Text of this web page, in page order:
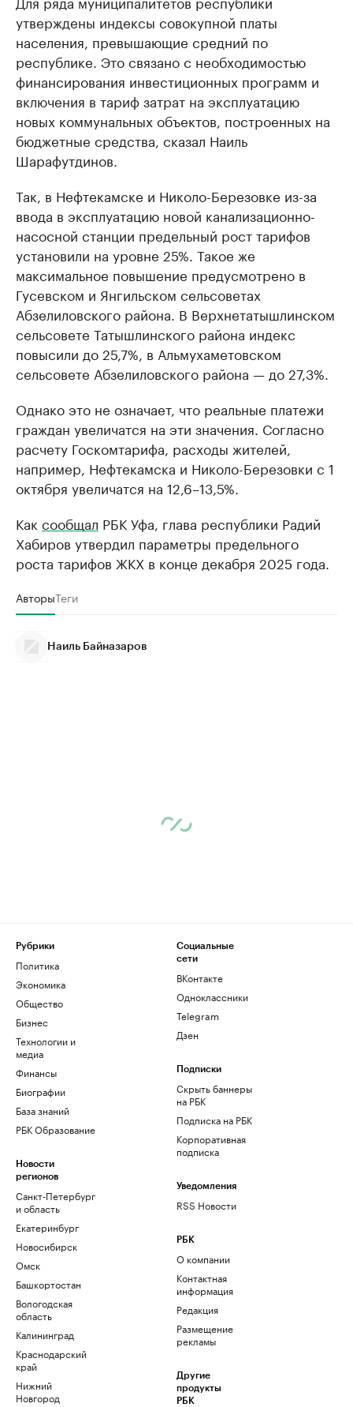
утверждены индексы совокупной платы
населения, превышающие средний по
республике. Это связано с необходимостью
финансирования инвестиционных программ и
включения в тариф затрат на эксплуатацию
новых коммунальных объектов, построенных на
бюджетные средства, сказал Наиль
Шарафутдинов.
Так, в Нефтекамске и Николо-Березовке из-за
ввода в эксплуатацию новой канализационно-
насосной станции предельный рост тарифов
установили на уровне 25%. Такое же
максимальное повышение предусмотрено в
Гусевском и Янгильском сельсоветах
Абзелиловского района. В Верхнетатышлинском
сельсовете Татышлинского района индекс
повысили до 25,7%, в Альмухаметовском
сельсовете Абзелиловского района — до 27,3%.
Однако это не означает, что реальные платежи
граждан увеличатся на эти значения. Согласно
расчету Госкомтарифа, расходы жителей,
например, Нефтекамска и Николо-Березовки с 1
октября увеличатся на 12,6–13,5%.
Как сообщал РБК Уфа, глава республики Радий
Хабиров утвердил параметры предельного
роста тарифов ЖКХ в конце декабря 2025 года.
АвторыТеги
Наиль Байназаров
Рубрики
Политика
Экономика
Общество
Бизнес
Технологии и
медиа
Финансы
Биографии
База знаний
РБК Образование
Новости
регионов
Санкт-Петербург
и область
Екатеринбург
Новосибирск
Омск
Башкортостан
Вологодская
область
Калининград
Краснодарский
край
Нижний
Новгород
Социальные
сети
ВКонтакте
Одноклассники
Telegram
Дзен
Подписки
Скрыть баннеры
на РБК
Подписка на РБК
Корпоративная
подписка
Уведомления
RSS Новости
РБК
О компании
Контактная
информация
Редакция
Размещение
рекламы
Другие
продукты
РБК